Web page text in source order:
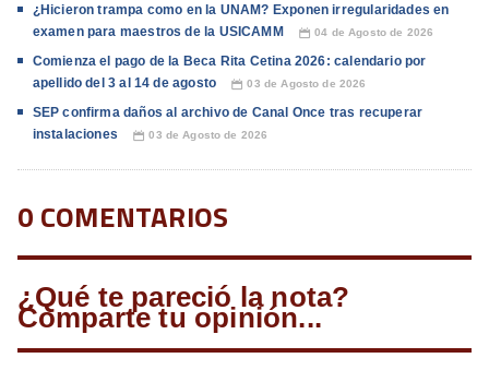
¿Hicieron trampa como en la UNAM? Exponen irregularidades en
examen para maestros de la USICAMM
📅 04 de Agosto de 2026
Comienza el pago de la Beca Rita Cetina 2026: calendario por
apellido del 3 al 14 de agosto
📅 03 de Agosto de 2026
SEP confirma daños al archivo de Canal Once tras recuperar
instalaciones
📅 03 de Agosto de 2026
0 COMENTARIOS
¿Qué te pareció la nota?
Comparte tu opinión...